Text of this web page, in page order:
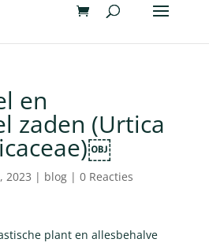
en
zaden (Urtica
2023 | blog| 0 Reacties
plant en allesbehalve